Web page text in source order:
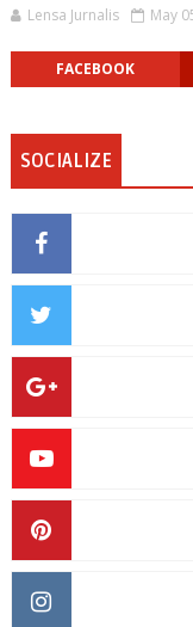
Lensa Jurnalis May
FACEBOOK
SOCIALIZE